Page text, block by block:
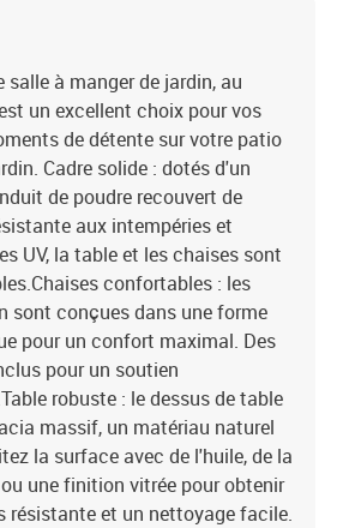
salle à manger de jardin, au
un excellent choix pour vos
de détente sur votre patio
Cadre solide : dotés d'un
de poudre recouvert de
aux intempéries et
UV, la table et les chaises sont
confortables : les
sont conçues dans une forme
pour un confort maximal. Des
pour un soutien
robuste : le dessus de table
massif, un matériau naturel
la surface avec de l'huile, de la
une finition vitrée pour obtenir
résistante et un nettoyage facile.